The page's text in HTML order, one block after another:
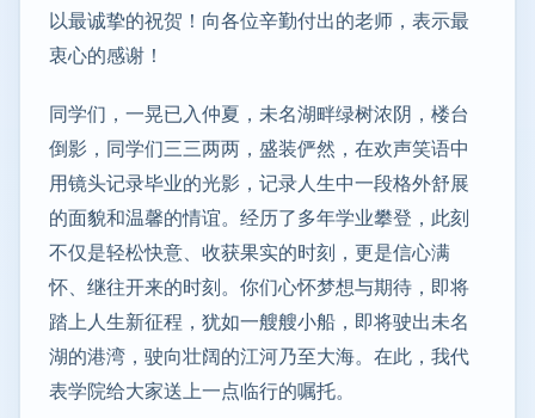
以最诚挚的祝贺！向各位辛勤付出的老师，表示最
衷心的感谢！
同学们，一晃已入仲夏，未名湖畔绿树浓阴，楼台
倒影，同学们三三两两，盛装俨然，在欢声笑语中
用镜头记录毕业的光影，记录人生中一段格外舒展
的面貌和温馨的情谊。经历了多年学业攀登，此刻
不仅是轻松快意、收获果实的时刻，更是信心满
怀、继往开来的时刻。你们心怀梦想与期待，即将
踏上人生新征程，犹如一艘艘小船，即将驶出未名
湖的港湾，驶向壮阔的江河乃至大海。在此，我代
表学院给大家送上一点临行的嘱托。